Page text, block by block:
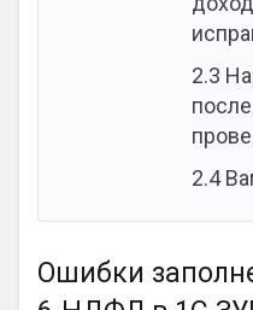
2.3
2.4
Ошибки